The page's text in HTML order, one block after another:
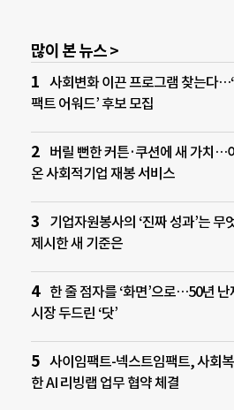
많이 본 뉴스 >
사회변화 이끈 프로그램 찾는다
팩트 어워드’ 후보 모집
버릴 뻔한 커튼·쿠션에 새 가치…
온 사회적기업 재봉 서비스
기업자원봉사의 ‘진짜 성과’는 무
제시한 새 기준은
한 줄 점자를 ‘화면’으로…50년 난
시장 두드린 ‘닷’
사이임팩트-넥스트임팩트, 사회
한 AI 리빙랩 업무 협약 체결